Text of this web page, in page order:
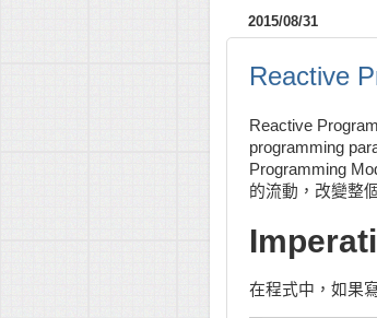
2015/08/31
Reactive
Reactive
programming
Programming
的流動，改變整
在程式中，如果